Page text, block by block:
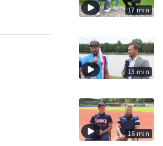
17 min
13 min
16 min